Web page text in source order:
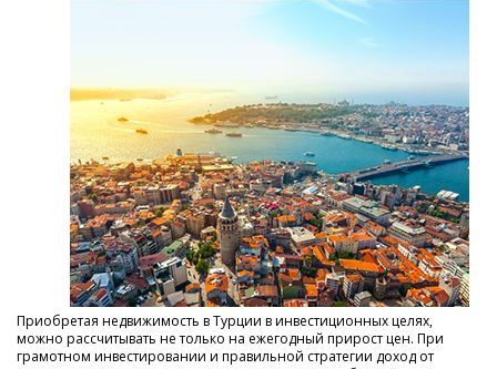
Приобретая недвижимость в Турции в инвестиционных целях,
можно рассчитывать не только на ежегодный прирост цен. При
грамотном инвестировании и правильной стратегии доход от